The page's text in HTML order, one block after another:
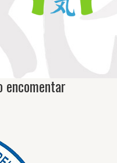
encomentar